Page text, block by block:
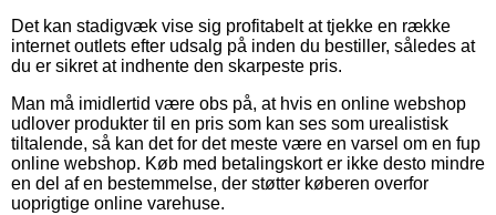
Det kan stadigvæk vise sig profitabelt at tjekke en række
internet outlets efter udsalg på inden du bestiller, således at
du er sikret at indhente den skarpeste pris.
Man må imidlertid være obs på, at hvis en online webshop
udlover produkter til en pris som kan ses som urealistisk
tiltalende, så kan det for det meste være en varsel om en fup
online webshop. Køb med betalingskort er ikke desto mindre
en del af en bestemmelse, der støtter køberen overfor
uoprigtige online varehuse.